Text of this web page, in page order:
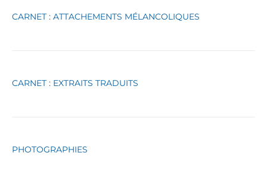
o
CARNET : ATTACHEMENTS MÉLANCOLIQUES
CARNET : EXTRAITS TRADUITS
PHOTOGRAPHIES